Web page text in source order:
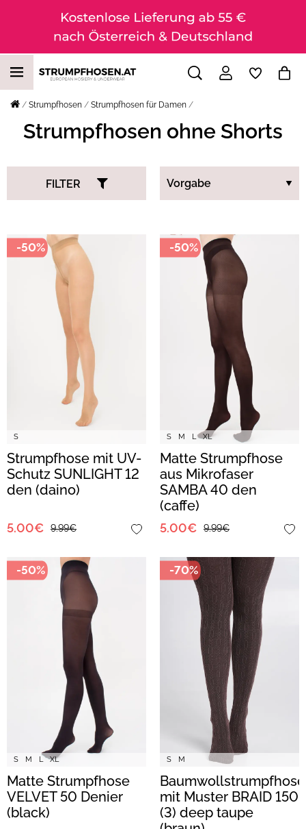
Strumpfhosen Strumpfhosen für Damen
Strumpfhosen ohne Shorts
FILTER
S
-50%
Strumpfhose mit UV-
Schutz SUNLIGHT 12
den (daino)
5.00€ 9.99€
S M L XL
-50%
Matte Strumpfhose
aus Mikrofaser
SAMBA 40 den
(caffe)
5.00€ 9.99€
S M L XL
-50%
Matte Strumpfhose
VELVET 50 Denier
(black)
S M
-70%
Baumwollstrumpfhose
mit Muster BRAID 150
(3) deep taupe